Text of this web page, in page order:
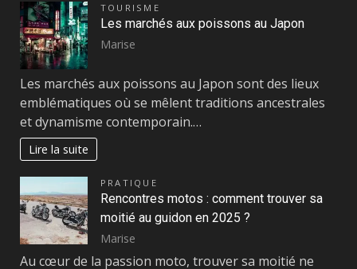
TOURISME
Les marchés aux poissons au Japon
Marise
Les marchés aux poissons au Japon sont des lieux
emblématiques où se mêlent traditions ancestrales
et dynamisme contemporain.…
Lire la suite
PRATIQUE
Rencontres motos : comment trouver sa
moitié au guidon en 2025 ?
Marise
Au cœur de la passion moto, trouver sa moitié ne